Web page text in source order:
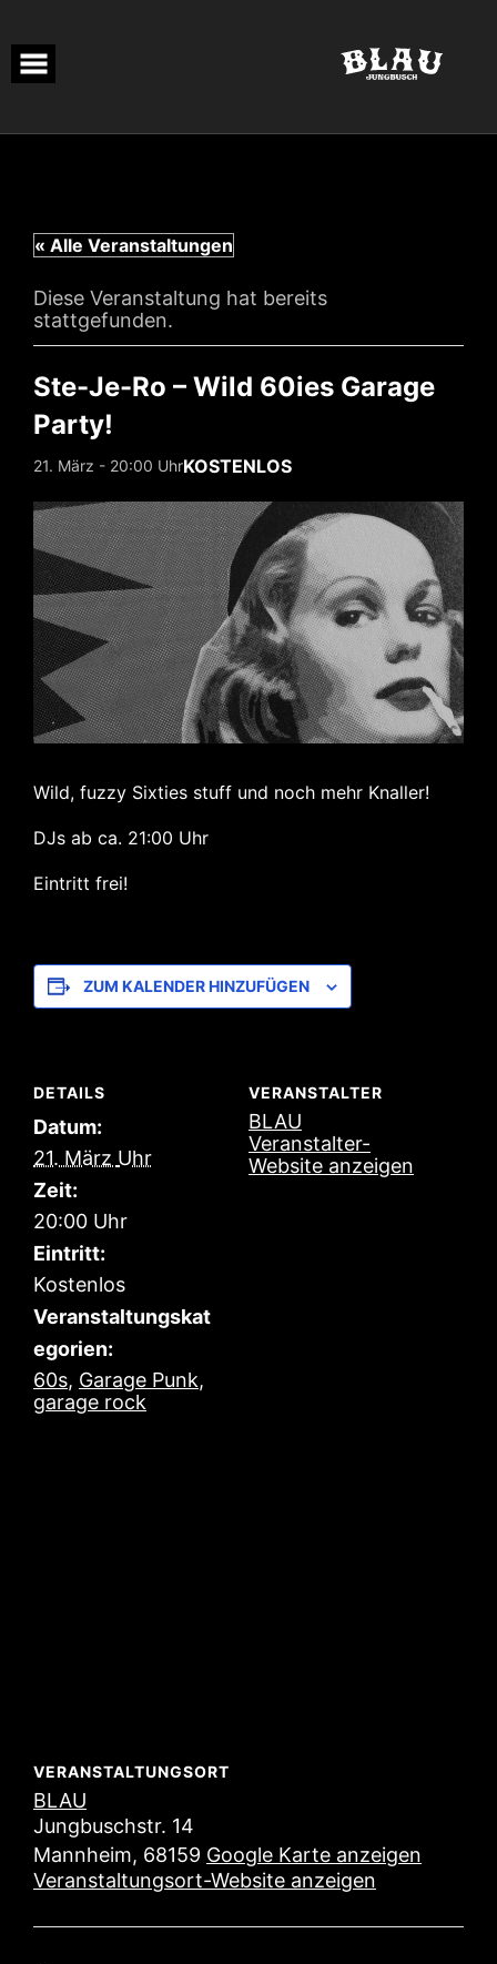
content
« Alle Veranstaltungen
Diese Veranstaltung hat bereits
stattgefunden.
Ste-Je-Ro – Wild 60ies Garage
Party!
21. März - 20:00 KOSTENLOS
Wild, fuzzy Sixties stuff und noch mehr Knaller!
DJs ab ca. 21:00 Uhr
Eintritt frei!
ZUM KALENDER HINZUFÜGEN
DETAILS
Datum:
21. März
Zeit:
20:00
Eintritt:
Kostenlos
Veranstaltungskat
egorien:
60s, Garage Punk,
garage rock
VERANSTALTER
BLAU
Veranstalter-
Website anzeigen
VERANSTALTUNGSORT
BLAU
Jungbuschstr. 14
Mannheim, 68159 Google Karte anzeigen
Veranstaltungsort-Website anzeigen